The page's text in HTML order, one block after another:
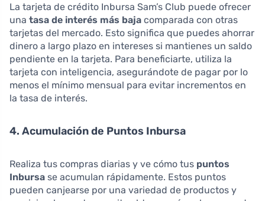
La tarjeta de crédito Inbursa Sam’s Club puede ofrecer
una tasa de interés más baja comparada con otras
tarjetas del mercado. Esto significa que puedes ahorrar
dinero a largo plazo en intereses si mantienes un saldo
pendiente en la tarjeta. Para beneficiarte, utiliza la
tarjeta con inteligencia, asegurándote de pagar por lo
menos el mínimo mensual para evitar incrementos en
la tasa de interés.
4. Acumulación de Puntos Inbursa
Realiza tus compras diarias y ve cómo tus puntos
Inbursa se acumulan rápidamente. Estos puntos
pueden canjearse por una variedad de productos y